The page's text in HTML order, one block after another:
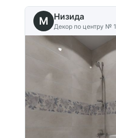
M Низида
Декор по центру № 1